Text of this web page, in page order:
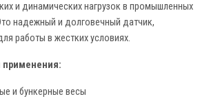
и динамических нагрузок в промышленных
надежный и долговечный датчик,
работы в жестких условиях.
применения:
и бункерные весы